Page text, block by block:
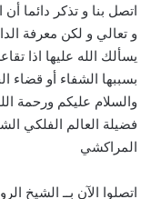
اتصل بنا و تذكر دائما
و تعالي و لكن معرفة
يسألك الله عليها اذا
بسببها الشفاء أو قضاء
والسلام عليكم ورحمة
فضيلة العالم الفلكي
المراكشي
اتصلوا الآن بــ الشيخ